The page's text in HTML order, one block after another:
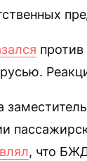
, что